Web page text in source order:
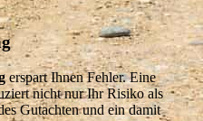
erspart Ihnen Fehler. Eine
nicht nur Ihr Risiko als
Gutachten und ein damit